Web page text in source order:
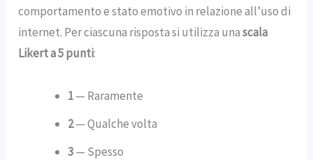
comportamento e stato emotivo in relazione all’uso di
internet. Per ciascuna risposta si utilizza unascala
Likert a 5 punti:
1— Raramente
2— Qualche volta
3— Spesso